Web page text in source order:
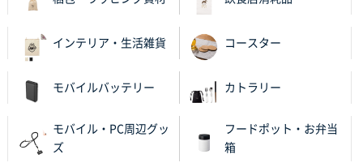
のしメモ100P 800枚
のし文言が変更できたのと価格。
千葉県M社様
ワンポイント箔押し紙袋 Sサイズ(A5対応)
営業ご担当者さまより、ご丁寧なサポートをいただ
き、他のネット印刷サービスよりも安心して購入まで
インテリア・生活雑貨 コースター
モバイルバッテリー カトラリー
モバイル・PC周辺グッ
ズ
フードポット・お弁当
箱